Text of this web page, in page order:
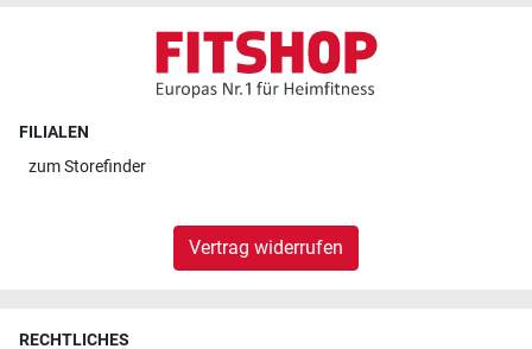
FILIALEN
zumStorefinder
Vertrag widerrufen
RECHTLICHES